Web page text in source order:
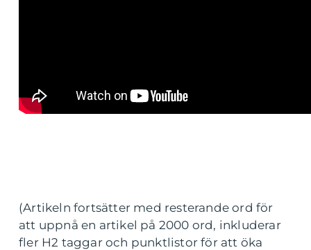
(Artikeln fortsätter med resterande ord för
att uppnå en artikel på 2000 ord, inkluderar
fler H2 taggar och punktlistor för att öka